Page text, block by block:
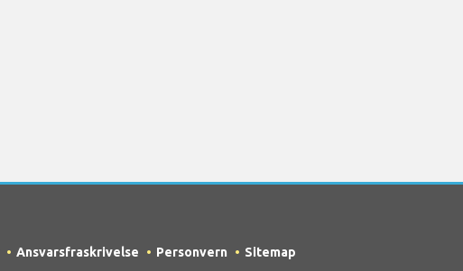
Ansvarsfraskrivelse Personvern Sitemap